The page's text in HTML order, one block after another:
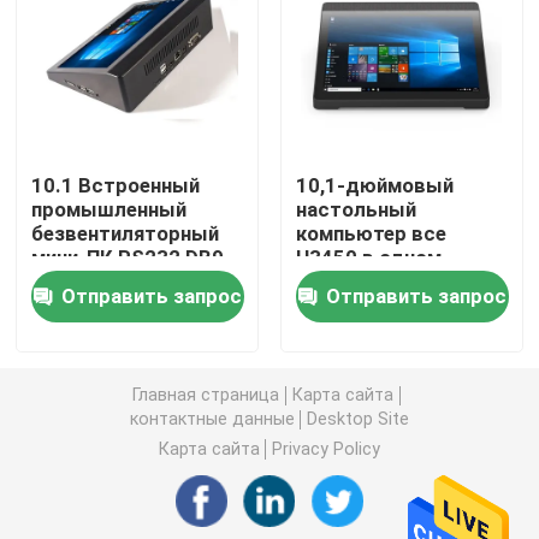
Брандмауэр ПК
двойной ПК lan мини
промышленный ПК планшета
мини материнская плата itx
3,5- и 4-дюймовая материнская плата
10.1 Встроенный
промышленный
безвентиляторный
мини-ПК RS232 DB9
Port Core Z8350 Quad
CoreОтправить запрос
10,1-дюймовый
настольный
компьютер все
Н3450 в одном
серийном порте ПК
РС232 КОМ ПК
планшета одной
Отправить запрос
Главная страница
Карта сайта
контактные данные
Desktop Site
Карта сайта
Privacy Policy